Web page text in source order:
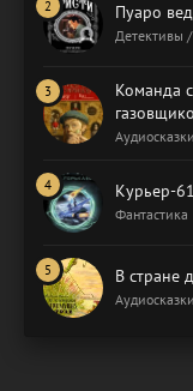
Пуаро
Детективы
Команда
Курьер-
Фантастика
В стране